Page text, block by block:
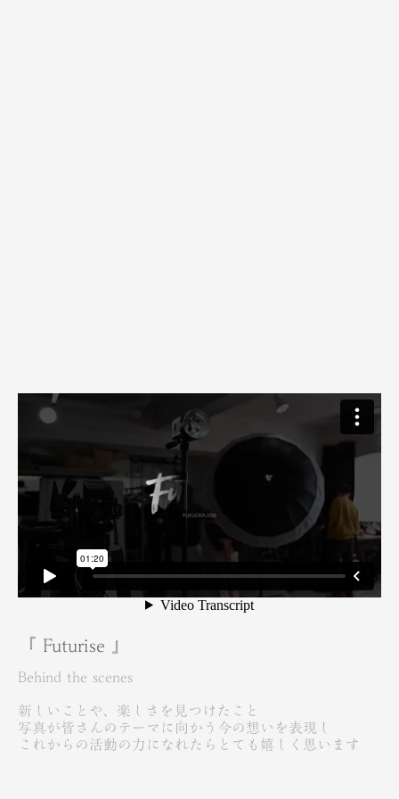
『 Futurise 』
Behind the scenes
新しいことや、楽しさを見つけたこと
写真が皆さんのテーマに向かう今の想いを表現し
これからの活動の力になれたらとても嬉しく思います